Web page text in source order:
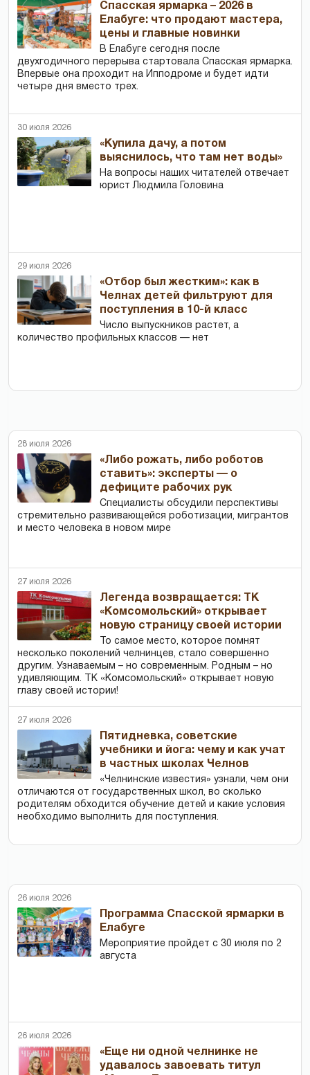
Спасская ярмарка – 2026 в
Елабуге: что продают мастера,
цены и главные новинки
В Елабуге сегодня после
двухгодичного перерыва стартовала Спасская ярмарка.
Впервые она проходит на Ипподроме и будет идти
четыре дня вместо трех.
30 июля 2026
«Купила дачу, а потом
выяснилось, что там нет воды»
На вопросы наших читателей отвечает
юрист Людмила Головина
29 июля 2026
«Отбор был жестким»: как в
Челнах детей фильтруют для
поступления в 10-й класс
Число выпускников растет, а
количество профильных классов — нет
28 июля 2026
«Либо рожать, либо роботов
ставить»: эксперты — о
дефиците рабочих рук
Специалисты обсудили перспективы
стремительно развивающейся роботизации, мигрантов
и место человека в новом мире
27 июля 2026
Легенда возвращается: ТК
«Комсомольский» открывает
новую страницу своей истории
То самое место, которое помнят
несколько поколений челнинцев, стало совершенно
другим. Узнаваемым – но современным. Родным – но
удивляющим. ТК «Комсомольский» открывает новую
главу своей истории!
27 июля 2026
Пятидневка, советские
учебники и йога: чему и как учат
в частных школах Челнов
«Челнинские известия» узнали, чем они
отличаются от государственных школ, во сколько
родителям обходится обучение детей и какие условия
необходимо выполнить для поступления.
26 июля 2026
Программа Спасской ярмарки в
Елабуге
Мероприятие пройдет с 30 июля по 2
августа
26 июля 2026
«Еще ни одной челнинке не
удавалось завоевать титул